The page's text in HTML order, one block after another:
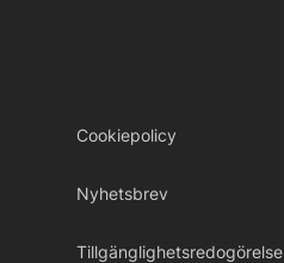
Cookiepolicy
Nyhetsbrev
Tillgänglighetsredogörelse